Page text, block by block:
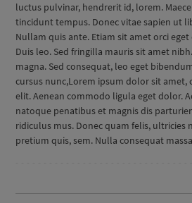
luctus pulvinar, hendrerit id, lorem.
tincidunt tempus. Donec vitae sapien ut
Nullam quis ante. Etiam sit amet orci
Duis leo. Sed fringilla mauris sit amet
magna. Sed consequat, leo eget
cursus nunc,Lorem ipsum dolor sit amet,
elit. Aenean commodo ligula eget dolor.
natoque penatibus et magnis dis
ridiculus mus. Donec quam felis, ultricies
pretium quis, sem. Nulla consequat